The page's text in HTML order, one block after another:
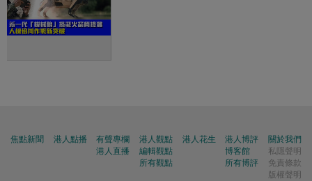
焦點新聞 港人點播
有聲專欄
港人直播
港人觀點
編輯觀點
所有觀點
港人花生
港人博評
博客館
所有博評
關於我們
私隱聲明
免責條款
版權聲明